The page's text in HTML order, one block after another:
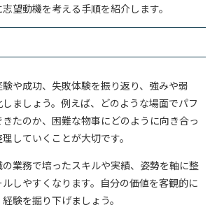
望動機を考える手順を紹介します。
や成功、失敗体験を振り返り、強みや弱
ましょう。例えば、どのような場面でパフ
たのか、困難な物事にどのように向き合っ
していくことが大切です。
業務で培ったスキルや実績、姿勢を軸に整
しやすくなります。自分の価値を客観的に
験を掘り下げましょう。